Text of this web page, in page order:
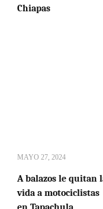
Chiapas
MAYO 27, 2024
A balazos le quitan
vida a motociclistas